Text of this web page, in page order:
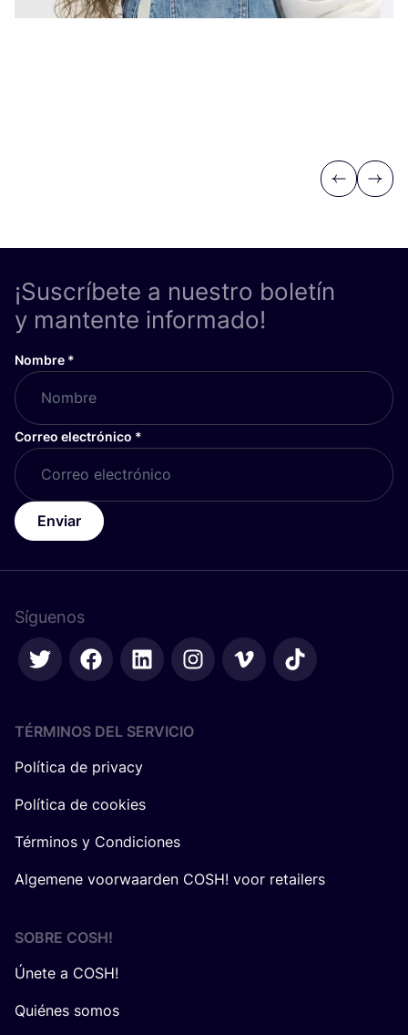
Previous
Next
¡Suscríbete a nuestro boletín
y mantente informado!
Nombre *
Correo electrónico *
Enviar
Síguenos
TÉRMINOS DEL SERVICIO
Política de privacy
Política de cookies
Términos y Condiciones
Algemene voorwaarden COSH! voor retailers
SOBRE COSH!
Únete a COSH!
Quiénes somos